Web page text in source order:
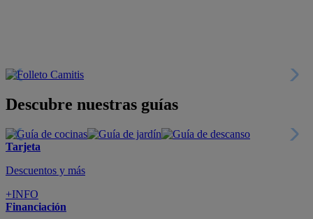
Descubre nuestras guías
Tarjeta
Descuentos y más
+INFO
Financiación